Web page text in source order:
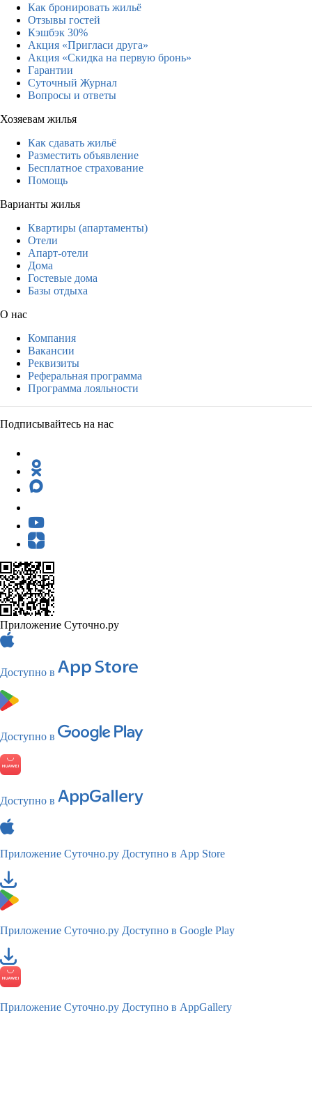
Как бронировать жильё
Отзывы гостей
Кэшбэк 30%
Акция «Пригласи друга»
Акция «Скидка на первую бронь»
Гарантии
Суточный Журнал
Вопросы и ответы
Хозяевам жилья
Как сдавать жильё
Разместить объявление
Бесплатное страхование
Помощь
Варианты жилья
Квартиры (апартаменты)
Отели
Апарт-отели
Дома
Гостевые дома
Базы отдыха
О нас
Компания
Вакансии
Реквизиты
Реферальная программа
Программа лояльности
Подписывайтесь на нас
Приложение Суточно.ру
Доступно в
Доступно в
Доступно в
Приложение Суточно.ру Доступно в App Store
Приложение Суточно.ру Доступно в Google Play
Приложение Суточно.ру Доступно в AppGallery